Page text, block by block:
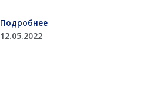
Подробнее
12.05.2022